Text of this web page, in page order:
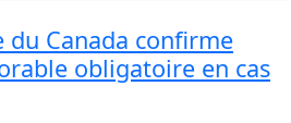
du Canada confirme
obligatoire en cas